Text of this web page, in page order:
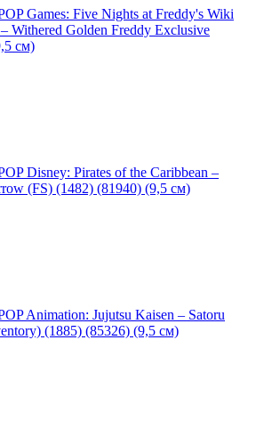
Games: Five Nights at Freddy's Wiki
Withered Golden Freddy Exclusive
см)
Disney: Pirates of the Caribbean –
(FS) (1482) (81940) (9,5 см)
Animation: Jujutsu Kaisen – Satoru
(1885) (85326) (9,5 см)